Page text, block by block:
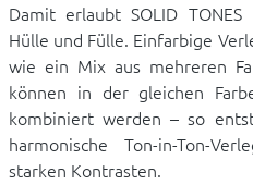
Damit erlaubt SOLID
Hülle und Fülle. Einfarbige
wie ein Mix aus mehreren
können in der gleichen
kombiniert werden – so
harmonische Ton-in-Ton-
starken Kontrasten.